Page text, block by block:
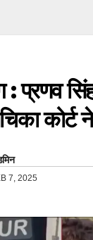
: प्रणव
कोर्ट
7, 2025